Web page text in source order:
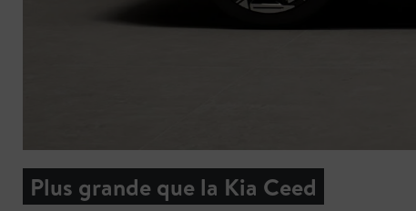
Plus grande que la Kia Ceed